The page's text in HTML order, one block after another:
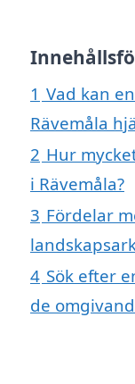
1 Vad kan
Rävemåla
2 Hur
i Rävemåla?
3 Fördelar
4 Sök efter
de